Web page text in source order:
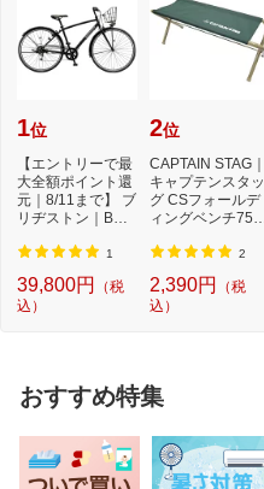
1位
【エントリーで最
大全額ポイント還
元｜8/11まで】 ブ
リヂストン｜BRI
ク...
1
39,800円
（税
込）
2位
CAPTAIN STAG｜
キャプテンスタッ
グ CSフォールデ
ィングベンチ750
高...
2
2,390円
（税
込）
おすすめ特集